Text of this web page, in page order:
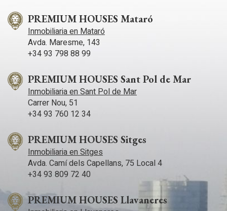
atractiva en la Costa Dorada, con playa, naturaleza y buenas
comunicaciones por la autovía AP-7 y la N-340: a 30 minutos
de Reus y su aeropuerto, a 1 hora y 15 minutos del
aeropuerto de Barcelona y a 1 hora y 40 minutos de Barcelona
ciudad.
PREMIUM HOUSES Mataró
Inmobiliaria en Mataró
Avda. Maresme, 143
+34 93 798 88 99
PREMIUM HOUSES Sant Pol de Mar
Inmobiliaria en Sant Pol de Mar
Carrer Nou, 51
+34 93 760 12 34
PREMIUM HOUSES Sitges
Inmobiliaria en Sitges
Avda. Camí­ dels Capellans, 75 Local 4
+34 93 809 72 40
PREMIUM HOUSES Llavaneres